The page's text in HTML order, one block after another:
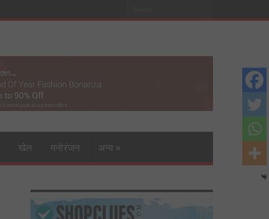
खेल मनोरंजन अन्य »